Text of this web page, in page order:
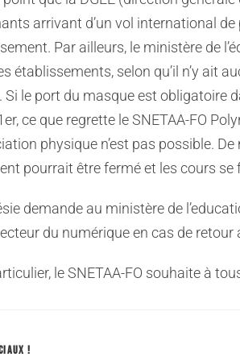
arrivant d’un vol international
Par ailleurs, le ministère de
établissements, selon qu’il n’y ait
le port du masque est obligatoire
ce que regrette le SNETAA-FO
physique n’est pas possible.
pourrait être fermé et les cours
demande au ministère de
du numérique en cas de retour
le SNETAA-FO souhaite à
!